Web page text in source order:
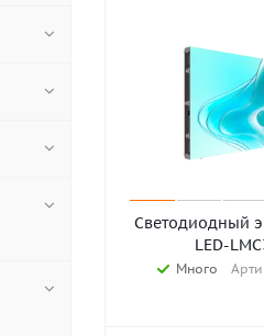
Светодиодный
LED-
Много